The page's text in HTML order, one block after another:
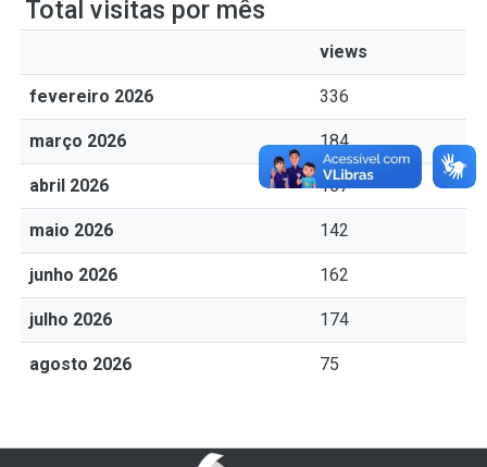
Total visitas por mês
views
fevereiro 2026 336
março 2026 184
abril 2026 157
maio 2026 142
junho 2026 162
julho 2026 174
agosto 2026 75